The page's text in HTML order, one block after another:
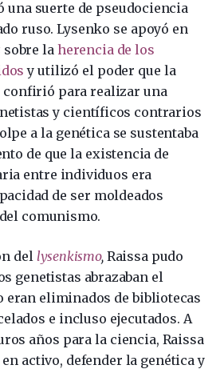
una suerte de pseudociencia
ruso. Lysenko se apoyó en
sobre laherencia de los
y utilizó el poder que la
confirió para realizar una
y científicos contrarios
a la genética se sustentaba
de que la existencia de
entre individuos era
de ser moldeados
comunismo.
del lysenkismo, Raissa pudo
genetistas abrazaban el
eran eliminados de bibliotecas
e incluso ejecutados. A
años para la ciencia, Raissa
activo, defender la genética y